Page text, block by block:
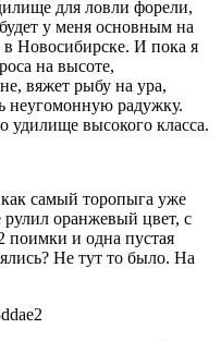
для ловли форели,
у меня основным на
Новосибирске. И пока я
на высоте,
вяжет рыбу на ура,
неугомонную радужку.
удилище высокого класса.
самый торопыга уже
оранжевый цвет, с
поимки и одна пустая
Не тут то было. На